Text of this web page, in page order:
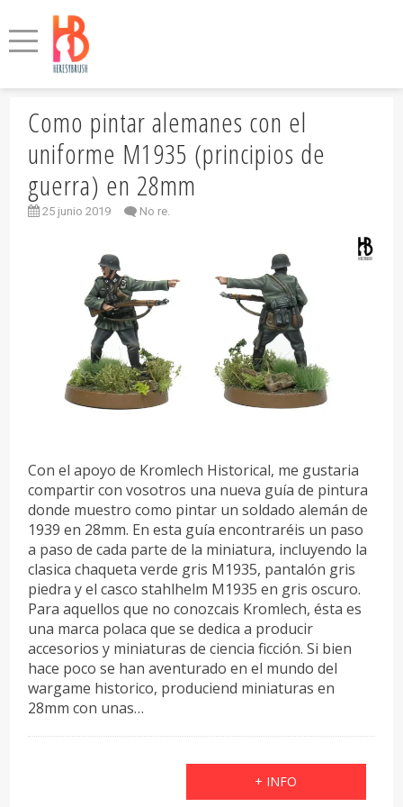
Como pintar alemanes con el
uniforme M1935 (principios de
guerra) en 28mm
25 junio 2019 No re.
Con el apoyo de Kromlech Historical, me gustaria
compartir con vosotros una nueva guía de pintura
donde muestro como pintar un soldado alemán de
1939 en 28mm. En esta guía encontraréis un paso
a paso de cada parte de la miniatura, incluyendo la
clasica chaqueta verde gris M1935, pantalón gris
piedra y el casco stahlhelm M1935 en gris oscuro.
Para aquellos que no conozcais Kromlech, ésta es
una marca polaca que se dedica a producir
accesorios y miniaturas de ciencia ficción. Si bien
hace poco se han aventurado en el mundo del
wargame historico, produciend miniaturas en
28mm con unas…
+ INFO